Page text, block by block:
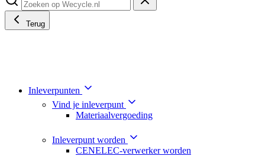
Terug
Inleverpunten
Vind je inleverpunt
Materiaalvergoeding
Inleverpunt worden
CENELEC-verwerker worden